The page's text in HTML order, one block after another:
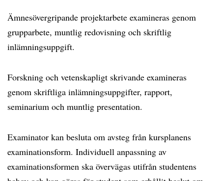
Ämnesövergripande projektarbete examineras genom
grupparbete, muntlig redovisning och skriftlig
inlämningsuppgift.
Forskning och vetenskapligt skrivande examineras
genom skriftliga inlämningsuppgifter, rapport,
seminarium och muntlig presentation.
Examinator kan besluta om avsteg från kursplanens
examinationsform. Individuell anpassning av
examinationsformen ska övervägas utifrån studentens